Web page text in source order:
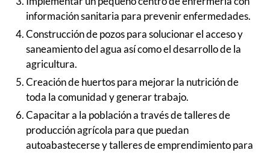
información sanitaria para prevenir enfermedades.
Construcción de pozos para solucionar el acceso y
saneamiento del agua así como el desarrollo de la
agricultura.
Creación de huertos para mejorar la nutrición de
toda la comunidad y generar trabajo.
Capacitar a la población a través de talleres de
producción agrícola para que puedan
autoabastecerse y talleres de emprendimiento para